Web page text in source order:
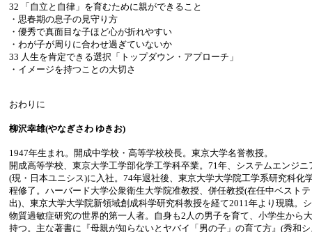
32 「自立と自律」を育むために親ができること
・思春期の息子の見守り方
・優秀で真面目な子ほど心が折れやすい
・わが子が周りに合わせ過ぎていないか
33 人生を肯定できる選択「トップダウン・アプローチ」
・イメージを持つことの大切さ
おわりに
柳沢幸雄(やなぎさわ ゆきお)
1947年生まれ。開成中学校・高等学校校長。東京大学名誉教授。
開成高等学校、東京大学工学部化学工学科卒業。71年、システムエンジ
(現・日本ユニシス)に入社。74年退社後、東京大学大学院工学系研究科化
程修了。ハーバード大学公衆衛生大学院准教授、併任教授(在任中ベスト
出)、東京大学大学院新領域創成科学研究科教授を経て2011年より現職。
物質過敏症研究の世界的第一人者。自身も2人の男子を育て、小学生から
持つ。主な著書に『母親が知らないとヤバイ「男の子」の育て方』(秀和